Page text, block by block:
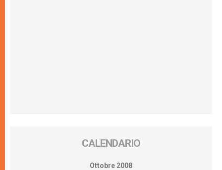
CALENDARIO
Ottobre 2008